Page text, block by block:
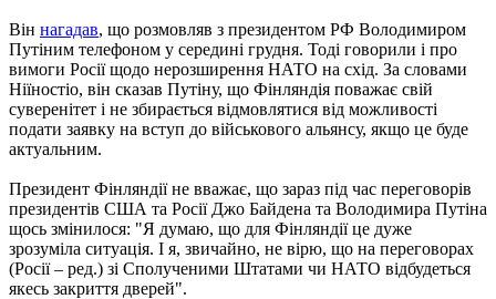
Він нагадав, що розмовляв з президентом РФ Володимиром
Путіним телефоном у середині грудня. Тоді говорили і про
вимоги Росії щодо нерозширення НАТО на схід. За словами
Ніїностіо, він сказав Путіну, що Фінляндія поважає свій
суверенітет і не збирається відмовлятися від можливості
подати заявку на вступ до військового альянсу, якщо це буде
актуальним.
Президент Фінляндії не вважає, що зараз під час переговорів
президентів США та Росії Джо Байдена та Володимира Путіна
щось змінилося: "Я думаю, що для Фінляндії це дуже
зрозуміла ситуація. І я, звичайно, не вірю, що на переговорах
(Росії – ред.) зі Сполученими Штатами чи НАТО відбудеться
якесь закриття дверей".